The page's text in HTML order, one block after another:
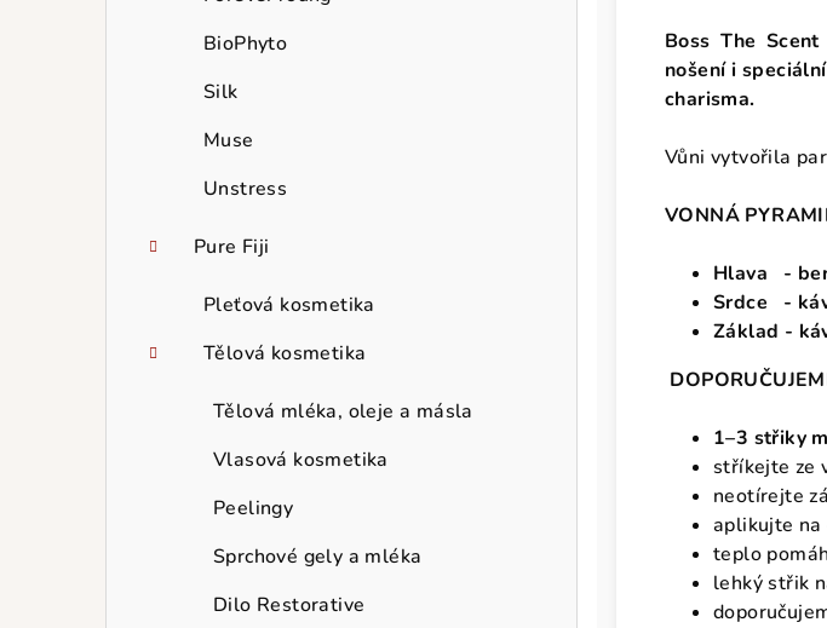
BioPhyto
Silk
Muse
Unstress
Pure Fiji
Pleťová kosmetika
Tělová kosmetika
Tělová mléka, oleje a másla
Vlasová kosmetika
Peelingy
Sprchové gely a mléka
Dilo Restorative
Boss The
nošení i
charisma.
Vůni vytvořila
VONNÁ
Hlava -
Srdce -
Základ -
1–3 střiky
stříkejte ze
neotírejte
aplikujte na
teplo
lehký střik